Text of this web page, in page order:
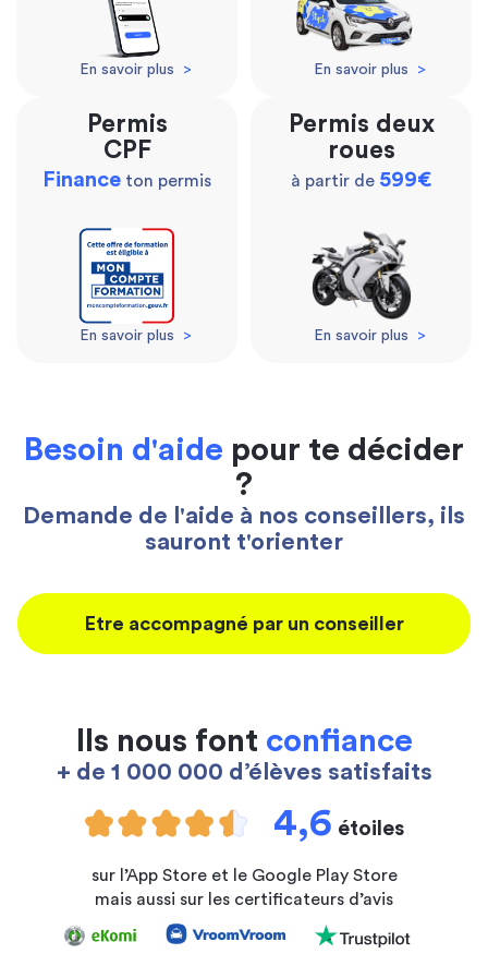
En savoir plus > En savoir plus >
Permis
CPF
Finance ton permis
En savoir plus >
Permis deux
roues
à partir de 599€
En savoir plus >
Besoin d'aide pour te décider
?
Demande de l'aide à nos conseillers, ils
sauront t'orienter
Etre accompagné par un conseiller
Ils nous font confiance
+ de 1 000 000 d’élèves satisfaits
4,6 étoiles
sur l’App Store et le Google Play Store
mais aussi sur les certificateurs d’avis